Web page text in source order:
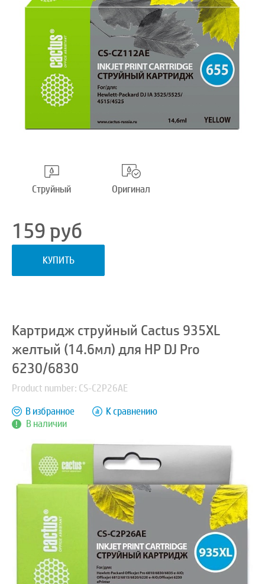
Струйный Оригинал
159руб
КУПИТЬ
Картридж струйный Cactus 935XL
желтый (14.6мл) для HP DJ Pro
6230/6830
Product number: CS-C2P26AE
В наличии
В избранное К сравнению